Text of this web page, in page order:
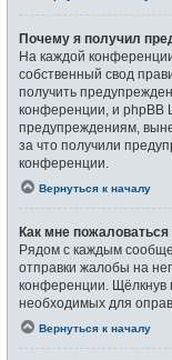
Почему я получил
На каждой
собственный свод
получить
конференции, и phpBB
предупреждениям,
за что получили
конференции.
Вернуться к началу
Как мне
Рядом с каждым
отправки жалобы на
конференции. Щёлкнув
необходимых для
Вернуться к началу